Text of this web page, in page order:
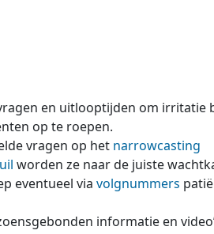
en uitlooptijden om irritatie
op te roepen.
vragen op het narrowcasting
worden ze naar de juiste
eventueel via volgnummers
informatie en